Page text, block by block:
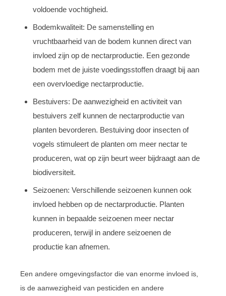
voldoende vochtigheid.
Bodemkwaliteit: De samenstelling en
vruchtbaarheid van de bodem kunnen direct van
invloed zijn op de nectarproductie. Een gezonde
bodem met de juiste voedingsstoffen draagt bij aan
een overvloedige nectarproductie.
Bestuivers: De aanwezigheid en activiteit van
bestuivers zelf kunnen de nectarproductie van
planten bevorderen. Bestuiving door insecten of
vogels stimuleert de planten om meer nectar te
produceren, wat op zijn beurt weer bijdraagt aan de
biodiversiteit.
Seizoenen: Verschillende seizoenen kunnen ook
invloed hebben op de nectarproductie. Planten
kunnen in bepaalde seizoenen meer nectar
produceren, terwijl in andere seizoenen de
productie kan afnemen.
Een andere omgevingsfactor die van enorme invloed is,
is de aanwezigheid van pesticiden en andere